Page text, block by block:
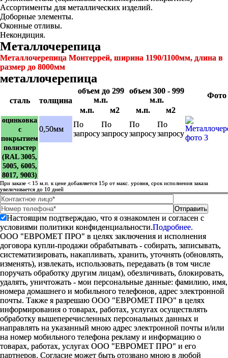
Ассортименты для металлических изделий.
Доборные элементы.
Оконные отливы.
Некондиция.
Металлочерепица
Металлочерепица Монтеррей, ширина 1190/1100мм, длина в
размер до 8000мм
металлочерепица
сталь толщина
объем до 299
м.п.
объем 300 - 999
м.п.
Фото
м.п.
м2 м.п. м2
оцинковка
с
покрытием
полиэстер
(RAL 3005,
5005, 6005,
8017, 9003)
0,50мм
По
запросу
По
запросу
По
запросу
По
запросу
При заказе < 15 м.п. к цене добавляется 15р от макс. уровня, срок исполнения заказа
увеличивается до 10 дней
Настоящим подтверждаю, что я ознакомлен и согласен с
условиями политики конфиденциальности.Подробнее.
ООО "ЕВРОМЕТ ПРО" в целях заключения и исполнения
договора купли-продажи обрабатывать - собирать, записывать,
систематизировать, накапливать, хранить, уточнять (обновлять,
изменять), извлекать, использовать, передавать (в том числе
поручать обработку другим лицам), обезличивать, блокировать,
удалять, уничтожать - мои персональные данные: фамилию, имя,
номера домашнего и мобильного телефонов, адрес электронной
почты. Также я разрешаю ООО "ЕВРОМЕТ ПРО" в целях
информирования о товарах, работах, услугах осуществлять
обработку вышеперечисленных персональных данных и
направлять на указанный мною адрес электронной почты и/или
на номер мобильного телефона рекламу и информацию о
товарах, работах, услугах ООО "ЕВРОМЕТ ПРО" и его
партнеров. Согласие может быть отозвано мною в любой